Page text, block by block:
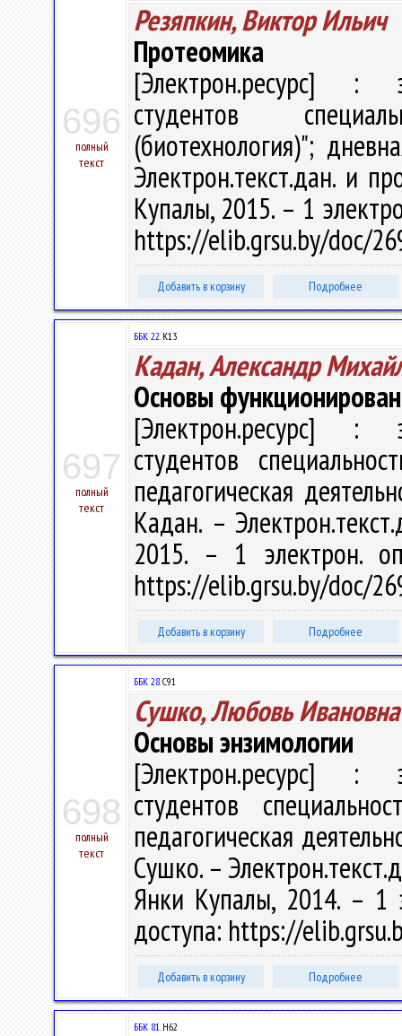
696
полный
текст
Резяпкин, Виктор Ильич
Протеомика
[Электрон.ресурс] :
студентов
(биотехнология)";
Электрон.текст.дан. и
Купалы, 2015. – 1
https://elib.grsu.by/doc/
Добавить в корзину Подробнее
697
полный
текст
ББК 22.К13
Кадан, Александр
Основы
[Электрон.ресурс] :
студентов
педагогическая
Кадан. –
2015. – 1 электрон.
https://elib.grsu.by/doc/
Добавить в корзину Подробнее
698
полный
текст
ББК 28.С91
Сушко, Любовь Ивановна
Основы энзимологии
[Электрон.ресурс] :
студентов
педагогическая
Сушко. –
Янки Купалы, 2014. – 1
доступа: https://
Добавить в корзину Подробнее
ББК 81.Н62